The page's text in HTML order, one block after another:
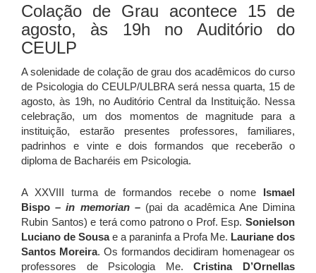
Colação de Grau acontece 15 de
agosto, às 19h no Auditório do
CEULP
A solenidade de colação de grau dos acadêmicos do curso
de Psicologia do CEULP/ULBRA será nessa quarta, 15 de
agosto, às 19h, no Auditório Central da Instituição. Nessa
celebração, um dos momentos de magnitude para a
instituição, estarão presentes professores, familiares,
padrinhos e vinte e dois formandos que receberão o
diploma de Bacharéis em Psicologia.
A XXVIII turma de formandos recebe o nome Ismael
Bispo – in memorian – (pai da acadêmica Ane Dimina
Rubin Santos) e terá como patrono o Prof. Esp. Sonielson
Luciano de Sousa e a paraninfa a Profa Me. Lauriane dos
Santos Moreira. Os formandos decidiram homenagear os
professores de Psicologia Me.Cristina D’Ornellas